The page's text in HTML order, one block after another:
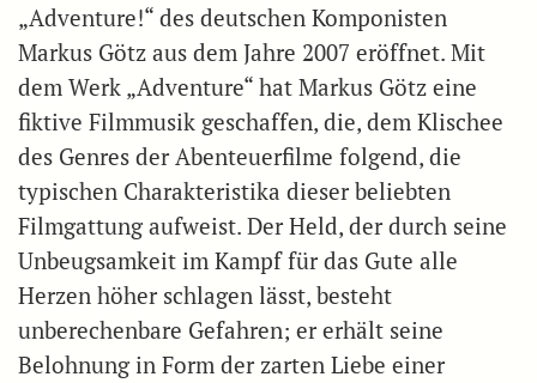
„Adventure!“ des deutschen Komponisten
Markus Götz aus dem Jahre 2007 eröffnet. Mit
dem Werk „Adventure“ hat Markus Götz eine
fiktive Filmmusik geschaffen, die, dem Klischee
des Genres der Abenteuerfilme folgend, die
typischen Charakteristika dieser beliebten
Filmgattung aufweist. Der Held, der durch seine
Unbeugsamkeit im Kampf für das Gute alle
Herzen höher schlagen lässt, besteht
unberechenbare Gefahren; er erhält seine
Belohnung in Form der zarten Liebe einer